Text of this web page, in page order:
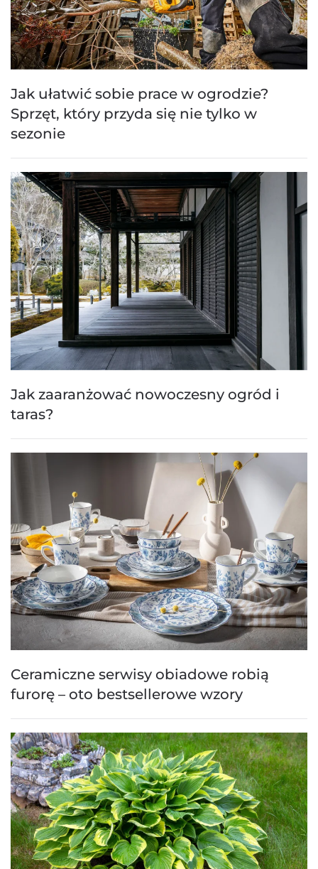
Jak ułatwić sobie prace w ogrodzie?
Sprzęt, który przyda się nie tylko w
sezonie
Jak zaaranżować nowoczesny ogród i
taras?
Ceramiczne serwisy obiadowe robią
furorę – oto bestsellerowe wzory